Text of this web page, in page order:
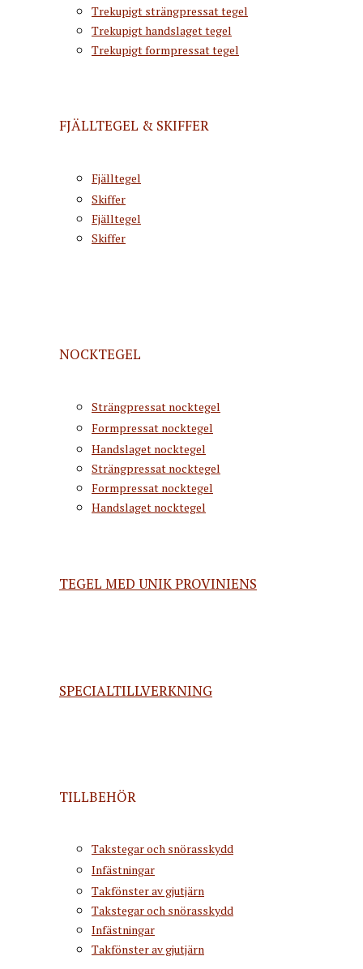
Trekupigt strängpressat tegel
Trekupigt handslaget tegel
Trekupigt formpressat tegel
FJÄLLTEGEL & SKIFFER
Fjälltegel
Skiffer
Fjälltegel
Skiffer
NOCKTEGEL
Strängpressat nocktegel
Formpressat nocktegel
Handslaget nocktegel
Strängpressat nocktegel
Formpressat nocktegel
Handslaget nocktegel
TEGEL MED UNIK PROVINIENS
SPECIALTILLVERKNING
TILLBEHÖR
Takstegar och snörasskydd
Infästningar
Takfönster av gjutjärn
Takstegar och snörasskydd
Infästningar
Takfönster av gjutjärn